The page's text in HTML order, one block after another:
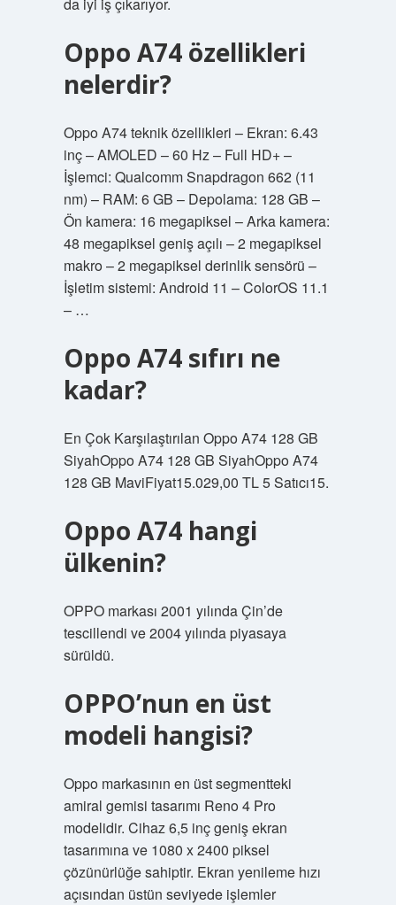
Oppo A74 özellikleri
nelerdir?
Oppo A74 teknik özellikleri – Ekran: 6.43
inç – AMOLED – 60 Hz – Full HD+ –
İşlemci: Qualcomm Snapdragon 662 (11
nm) – RAM: 6 GB – Depolama: 128 GB –
Ön kamera: 16 megapiksel – Arka kamera:
48 megapiksel geniş açılı – 2 megapiksel
makro – 2 megapiksel derinlik sensörü –
İşletim sistemi: Android 11 – ColorOS 11.1
– …
Oppo A74 sıfırı ne
kadar?
En Çok Karşılaştırılan Oppo A74 128 GB
SiyahOppo A74 128 GB SiyahOppo A74
128 GB MaviFiyat15.029,00 TL 5 Satıcı15.
Oppo A74 hangi
ülkenin?
OPPO markası 2001 yılında Çin’de
tescillendi ve 2004 yılında piyasaya
sürüldü.
OPPO’nun en üst
modeli hangisi?
Oppo markasının en üst segmentteki
amiral gemisi tasarımı Reno 4 Pro
modelidir. Cihaz 6,5 inç geniş ekran
tasarımına ve 1080 x 2400 piksel
çözünürlüğe sahiptir. Ekran yenileme hızı
açısından üstün seviyede işlemler